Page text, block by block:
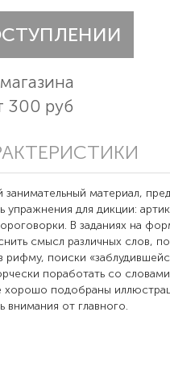
300 руб
материал,
упражнения для дикции:
В заданиях на
смысл различных слов,
рифму, поиски
поработать со
хорошо подобраны
внимания от главного.